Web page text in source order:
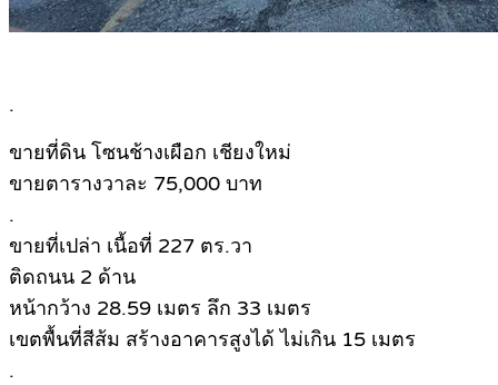
.
ขายที่ดิน โซนช้างเผือก เชียงใหม่
ขายตารางวาละ 75,000 บาท
.
ขายที่เปล่า เนื้อที่ 227 ตร.วา
ติดถนน 2 ด้าน
หน้ากว้าง 28.59 เมตร ลึก 33 เมตร
เขตพื้นที่สีส้ม สร้างอาคารสูงได้ ไม่เกิน 15 เมตร
.